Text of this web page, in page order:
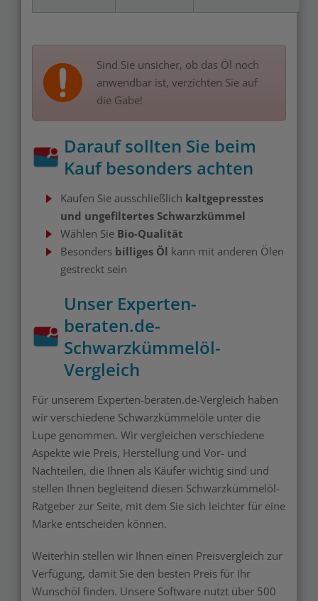
Sind Sie unsicher, ob das Öl noch
anwendbar ist, verzichten Sie auf
die Gabe!
Darauf sollten Sie beim
Kauf besonders achten
Kaufen Sie ausschließlich kaltgepresstes
und ungefiltertes Schwarzkümmel
Wählen Sie Bio-Qualität
Besonders billiges Öl kann mit anderen Ölen
gestreckt sein
Unser Experten-
beraten.de-
Schwarzkümmelöl-
Vergleich
Für unserem Experten-beraten.de-Vergleich haben
wir verschiedene Schwarzkümmelöle unter die
Lupe genommen. Wir vergleichen verschiedene
Aspekte wie Preis, Herstellung und Vor- und
Nachteilen, die Ihnen als Käufer wichtig sind und
stellen Ihnen begleitend diesen Schwarzkümmelöl-
Ratgeber zur Seite, mit dem Sie sich leichter für eine
Marke entscheiden können.
Weiterhin stellen wir Ihnen einen Preisvergleich zur
Verfügung, damit Sie den besten Preis für Ihr
Wunschöl finden. Unsere Software nutzt über 500